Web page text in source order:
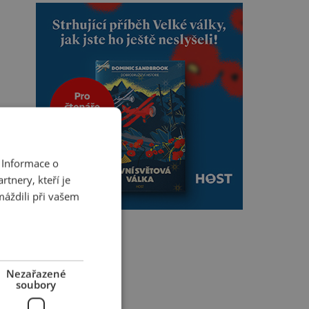
o
kteří je
při vašem
Nezařazené
soubory